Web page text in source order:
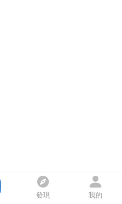
發現 我的